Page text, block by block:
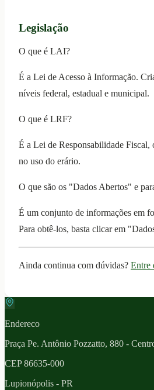
Legislação
O que é LAI?
É a Lei de Acesso à Informação.
níveis federal, estadual e municipal.
O que é LRF?
É a Lei de Responsabilidade Fiscal,
no uso do erário.
O que são os "Dados Abertos" e
É um conjunto de informações em
Para obtê-los, basta clicar em
Ainda continua com dúvidas? Entre
Endereco
Praça Pe. Antônio Pozzatto, 880 -
CEP86635-000
Lupionópolis - PR